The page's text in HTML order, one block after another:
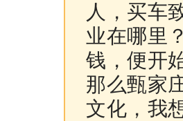
人，买车
业在哪里
钱，便开
那么甄家
文化，我